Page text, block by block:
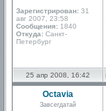
Зарегистрирован: 31
авг 2007, 23:58
Сообщения: 1840
Откуда: Санкт-
Петербург
25 апр 2008, 16:42
Octavia
Завсегдатай